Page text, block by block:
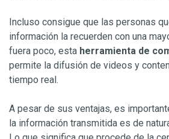
Incluso consigue que las personas
información la recuerden con una
fuera poco, esta herramienta de
permite la difusión de videos y
tiempo real.
A pesar de sus ventajas, es
la información transmitida es de